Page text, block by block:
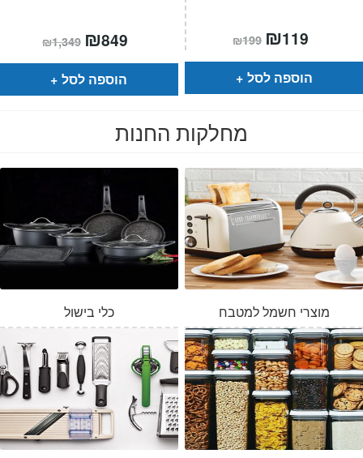
₪1,349 המחיר
המקורי
היה:
₪849
הוא:
הוספה לסל
₪199 המחיר
המקורי
היה:
₪199.
₪119
הוא:
הוספה לסל
מחלקות החנות
כלי בישול מוצרי חשמל למטבח